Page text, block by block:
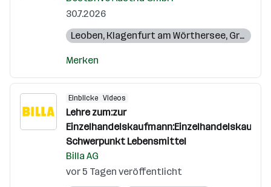
30.7.2026
Leoben, Klagenfurt am Wörthersee, Gröbming
Merken
Einblicke Videos
Lehre zum:zur
Schwerpunkt Lebensmittel
Billa AG
vor 5 Tagen veröffentlicht